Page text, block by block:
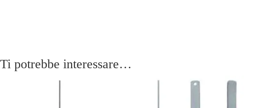
Ti potrebbe interessare…